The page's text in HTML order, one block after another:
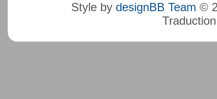
Style by designBB Team ©